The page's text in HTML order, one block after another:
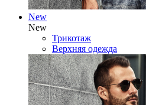
New
New
Трикотаж
Верхняя одежда